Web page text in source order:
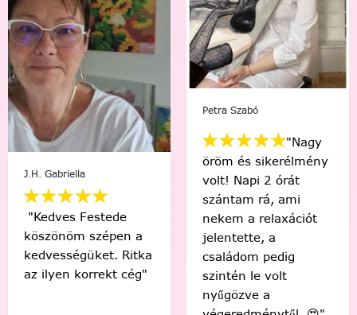
"Nagy
2 órát
rá, ami
a relaxációt
a
pedig
le volt
Viki Vas-Lukács
"Kedvenc egyéni
számfestőmmel 🥰
tökéletes lett,
élmény volt minden
egyes ecsetvonás!
Köszönöm Festede!